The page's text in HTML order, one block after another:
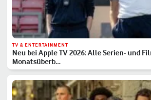
TV & ENTERTAINMENT
Neu bei Apple TV 2026: Alle Serien- und
Monatsüberb…